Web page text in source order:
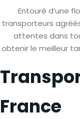
Entouré d’une
transporteurs
attentes dans
obtenir le meilleur
France